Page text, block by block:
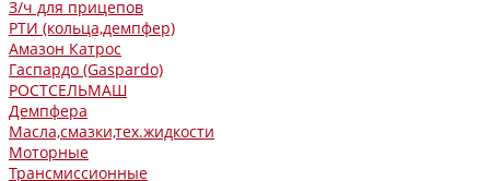
З/ч для прицепов
РТИ (кольца,демпфер)
Амазон Катрос
Гаспардо (Gaspardo)
РОСТСЕЛЬМАШ
Демпфера
Масла,смазки,тех.жидкости
Моторные
Трансмиссионные